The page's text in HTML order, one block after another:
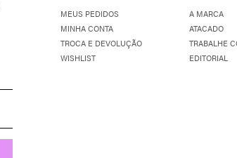
MEUS PEDIDOS
MINHA CONTA
TROCA E DEVOLUÇÃO
WISHLIST
A MARCA
ATACADO
TRABALHE
EDITORIAL